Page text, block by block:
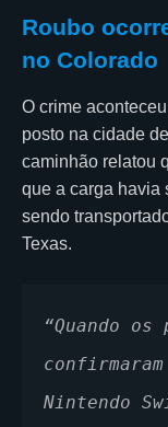
Roubo
no Colorado
O crime
posto na cidade
caminhão relatou
que a carga havia
sendo
Texas.
“Quando
Nintendo